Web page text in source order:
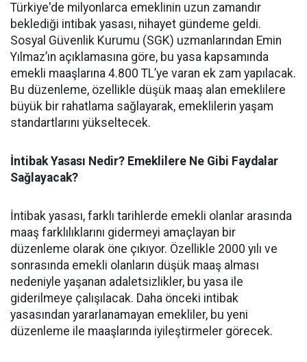
Türkiye'de milyonlarca emeklinin uzun zamandır
beklediği intibak yasası, nihayet gündeme geldi.
Sosyal Güvenlik Kurumu (SGK) uzmanlarından Emin
Yılmaz’ın açıklamasına göre, bu yasa kapsamında
emekli maaşlarına 4.800 TL’ye varan ek zam yapılacak.
Bu düzenleme, özellikle düşük maaş alan emeklilere
büyük bir rahatlama sağlayarak, emeklilerin yaşam
standartlarını yükseltecek.
İntibak Yasası Nedir? Emeklilere Ne Gibi Faydalar
Sağlayacak?
İntibak yasası, farklı tarihlerde emekli olanlar arasında
maaş farklılıklarını gidermeyi amaçlayan bir
düzenleme olarak öne çıkıyor. Özellikle 2000 yılı ve
sonrasında emekli olanların düşük maaş alması
nedeniyle yaşanan adaletsizlikler, bu yasa ile
giderilmeye çalışılacak. Daha önceki intibak
yasasından yararlanamayan emekliler, bu yeni
düzenleme ile maaşlarında iyileştirmeler görecek.